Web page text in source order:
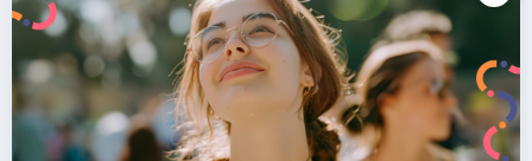
Hotelmarketing
Hotelökonom
Housekeeping Management
Revenue Management
Tourism Consulting
Tourismus Management